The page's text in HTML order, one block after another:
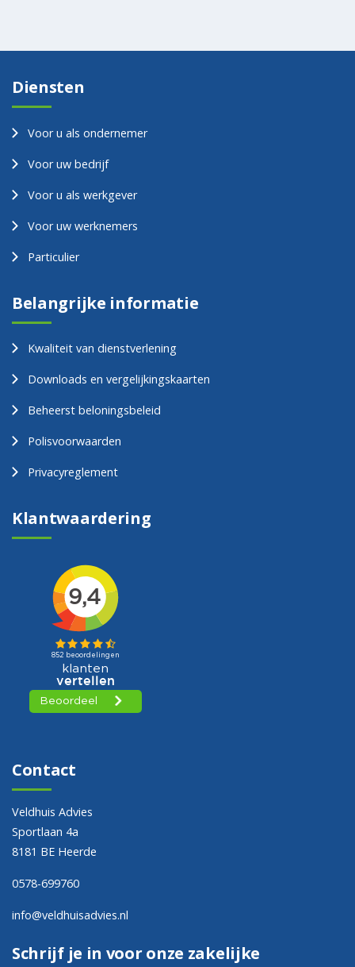
Diensten
Voor u als ondernemer
Voor uw bedrijf
Voor u als werkgever
Voor uw werknemers
Particulier
Belangrijke informatie
Kwaliteit van dienstverlening
Downloads en vergelijkingskaarten
Beheerst beloningsbeleid
Polisvoorwaarden
Privacyreglement
Klantwaardering
Contact
Veldhuis Advies
Sportlaan 4a
8181 BE Heerde
0578-699760
info@veldhuisadvies.nl
Schrijf je in voor onze zakelijke